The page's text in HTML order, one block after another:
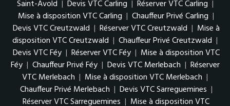
Saint-Avold | Devis VTC Carling | Réserver VTC Carling |
Mise à disposition VTC Carling | Chauffeur Privé Carling |
Devis VTC Creutzwald | Réserver VTC Creutzwald | Mise à
disposition VTC Creutzwald | Chauffeur Privé Creutzwald |
Devis VTC Féy | Réserver VTC Féy | Mise à disposition VTC
Féy | Chauffeur Privé Féy | Devis VTC Merlebach | Réserver
VTC Merlebach | Mise à disposition VTC Merlebach |
Chauffeur Privé Merlebach | Devis VTC Sarreguemines |
Réserver VTC Sarreguemines | Mise à disposition VTC